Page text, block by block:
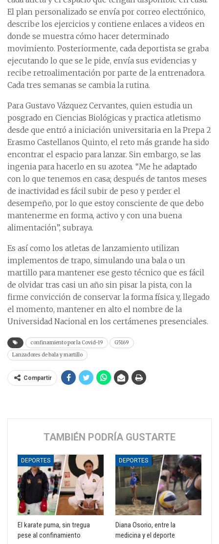
El plan personalizado se envía por correo electrónico,
describe los ejercicios y contiene enlaces a videos en
donde se muestra cómo hacer determinado
movimiento. Posteriormente, cada deportista se graba
ejecutando lo que se le pide, envía sus evidencias y
recibe retroalimentación por parte de la entrenadora.
Cada tres semanas se cambia la rutina.
Para Gustavo Vázquez Cervantes, quien estudia un
posgrado en Ciencias Biológicas y practica atletismo
desde que entró a iniciación universitaria en la Prepa 2
Erasmo Castellanos Quinto, el reto más grande ha sido
encontrar el espacio para lanzar. Sin embargo, se las
ingenia para hacerlo en su azotea. “Me he adaptado
con lo que tenemos en casa; después de tantos meses
de inactividad es fácil subir de peso y perder el
desempeño, por lo que estoy consciente de que debo
mantenerme en forma, activo y con una buena
alimentación”, subraya.
Es así como los atletas de lanzamiento utilizan
implementos de trapo, simulando una bala o un
martillo para mantener ese gesto técnico que es fácil
de olvidar tras casi un año sin pisar la pista, con la
firme convicción de conservar la forma física y, llegado
el momento, mantener en alto el nombre de la
Universidad Nacional en los certámenes presenciales.
confinamiento por la Covid-19
G5169
Lanzadores de bala y martillo
Compartir
TAMBIÉN PODRÍA GUSTARTE
DEPORTES
El karate puma, sin tregua
pese al confinamiento
DEPORTES
Diana Osorio, entre la
medicina y el deporte